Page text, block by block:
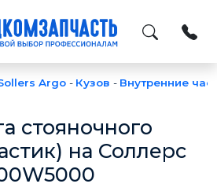
Argo - Кузов - Внутренние
стояночного
на Соллерс